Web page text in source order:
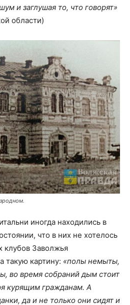
и заглушая то, что говорят»
области)
иногда находились в
что в них не хотелось
клубов Заволжья
такую картину: «полы немыты,
во время собраний дым стоит
курящим гражданам. А
да и не только они сидят и